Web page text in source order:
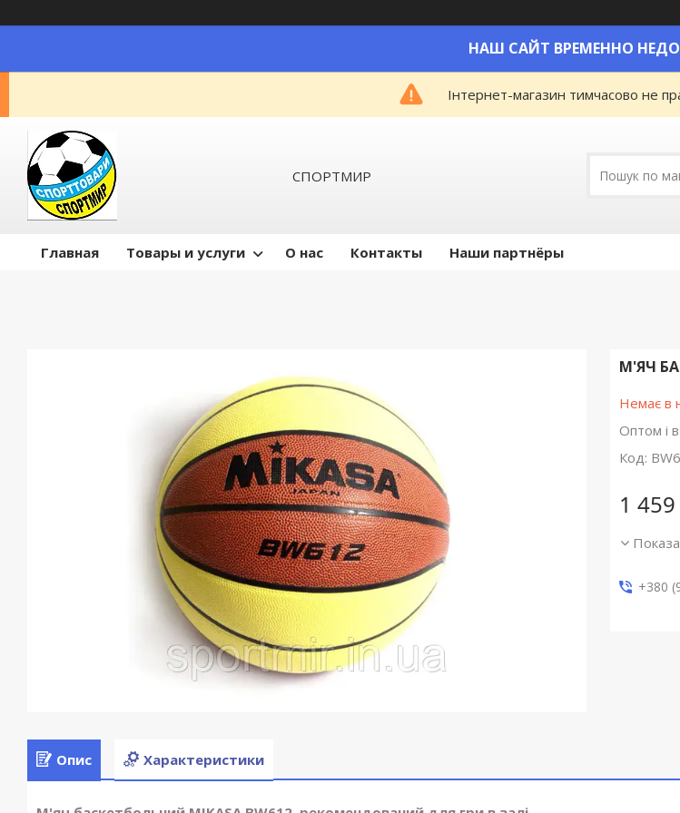
НАШ САЙТ ВРЕМЕННО
Інтернет-магазин тимчасово не
СПОРТМИР
Главная Товары и услуги О нас Контакты Наши партнёры
М'ЯЧ
Немає в
Оптом і
Код:
1
+380
Опис Характеристики